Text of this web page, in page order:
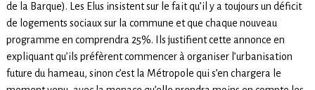
de la Barque). Les Elus insistent sur le fait qu’il y a toujours un déficit
de logements sociaux sur la commune et que chaque nouveau
programme en comprendra 25%. Ils justifient cette annonce en
expliquant qu’ils préfèrent commencer à organiser l’urbanisation
future du hameau, sinon c’est la Métropole qui s’en chargera le